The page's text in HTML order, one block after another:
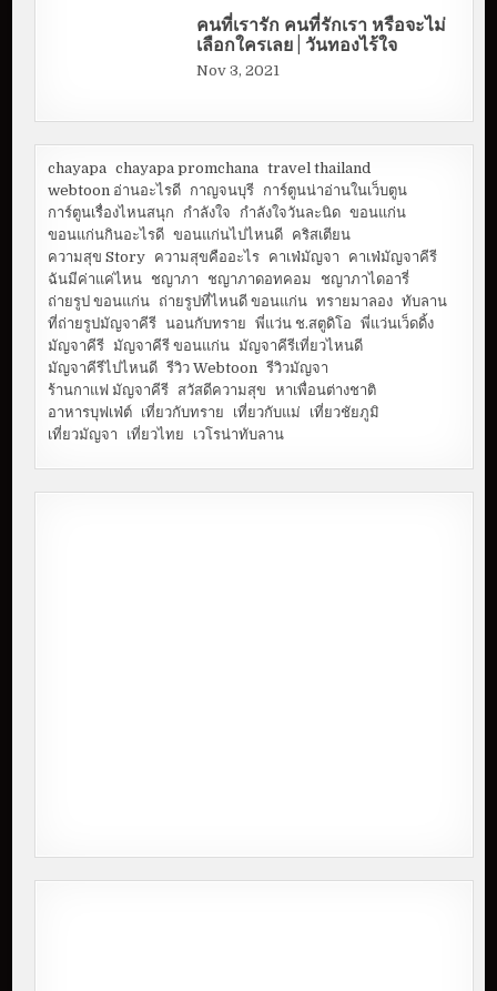
คนที่เรารัก คนที่รักเรา หรือจะไม่
เลือกใครเลย | วันทองไร้ใจ
Nov 3, 2021
chayapa chayapa promchana
travel thailand
webtoon อ่านอะไรดี กาญจนบุรี การ์ตูนน่าอ่านในเว็บตูน
การ์ตูนเรื่องไหนสนุก
กำลังใจ กำลังใจวันละนิด ขอนแก่น
ขอนแก่นกินอะไรดี ขอนแก่นไปไหนดี คริสเตียน
ความสุข Story ความสุขคืออะไร คาเฟ่มัญจา
คาเฟ่มัญจาคีรี
ฉันมีค่าแค่ไหน ชญาภา ชญาภาดอทคอม
ชญาภาไดอารี่
ถ่ายรูป ขอนแก่น ถ่ายรูปที่ไหนดี ขอนแก่น ทรายมาลอง ทับลาน
ที่ถ่ายรูปมัญจาคีรี นอนกับทราย พี่แว่น ช.สตูดิโอ
พี่แว่นเว็ดดิ้ง
มัญจาคีรี มัญจาคีรี ขอนแก่น มัญจาคีรีเที่ยวไหนดี
มัญจาคีรีไปไหนดี รีวิว Webtoon
รีวิวมัญจา
ร้านกาแฟ มัญจาคีรี สวัสดีความสุข
หาเพื่อนต่างชาติ
อาหารบุฟเฟ่ต์ เที่ยวกับทราย เที่ยวกับแม่
เที่ยวชัยภูมิ
เที่ยวมัญจา
เที่ยวไทย เวโรน่าทับลาน